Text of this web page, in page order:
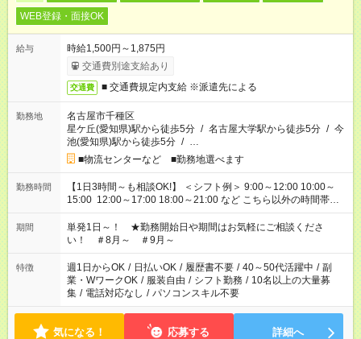
WEB登録・面接OK
給与
時給1,500円～1,875円
交通費別途支給あり
交通費 ■ 交通費規定内支給 ※派遣先による
勤務地
名古屋市千種区
星ケ丘(愛知県)駅から徒歩5分 / 名古屋大学駅から徒歩5分 / 今
池(愛知県)駅から徒歩5分 / …
■物流センターなど ■勤務地選べます
勤務時間
【1日3時間～も相談OK!】 ＜シフト例＞ 9:00～12:00 10:00～
15:00 12:00～17:00 18:00～21:00 など こちら以外の時間帯も
お気軽にご相談ください！
期間
単発1日～！ ★勤務開始日や期間はお気軽にご相談くださ
い！ ＃8月～ ＃9月～
特徴 週1日からOK / 日払いOK / 履歴書不要 / 40～50代活躍中 / 副
業・WワークOK / 服装自由 / シフト勤務 / 10名以上の大量募
集 / 電話対応なし / パソコンスキル不要
気になる！ 応募する 詳細へ